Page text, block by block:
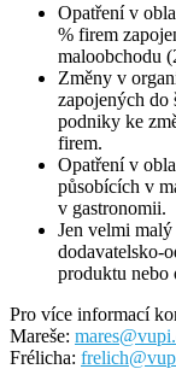
Opatření v
% firem
maloobchodu
Změny v
zapojených do
podniky ke
firem.
Opatření v
působících v
v gastronomii.
Jen velmi
dodavatelsko-
produktu nebo
Pro více informací
Mareše:
Frélicha: